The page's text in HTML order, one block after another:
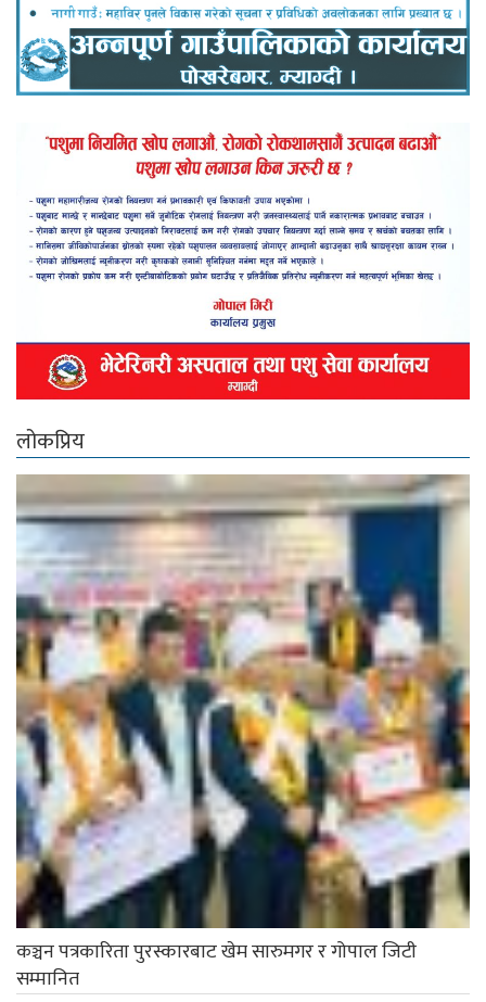
लोकप्रिय
कञ्चन पत्रकारिता पुरस्कारबाट खेम सारुमगर र गोपाल जिटी
सम्मानित